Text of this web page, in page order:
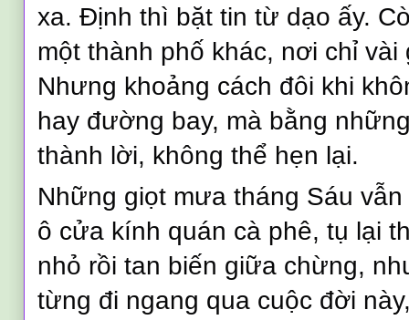
xa. Định thì bặt tin từ dạo ấy.
một thành phố khác, nơi chỉ
Nhưng khoảng cách đôi khi
hay đường bay, mà bằng
thành lời, không thể hẹn lại.
Những giọt mưa tháng Sáu
ô cửa kính quán cà phê, tụ lại
nhỏ rồi tan biến giữa chừng,
từng đi ngang qua cuộc đời